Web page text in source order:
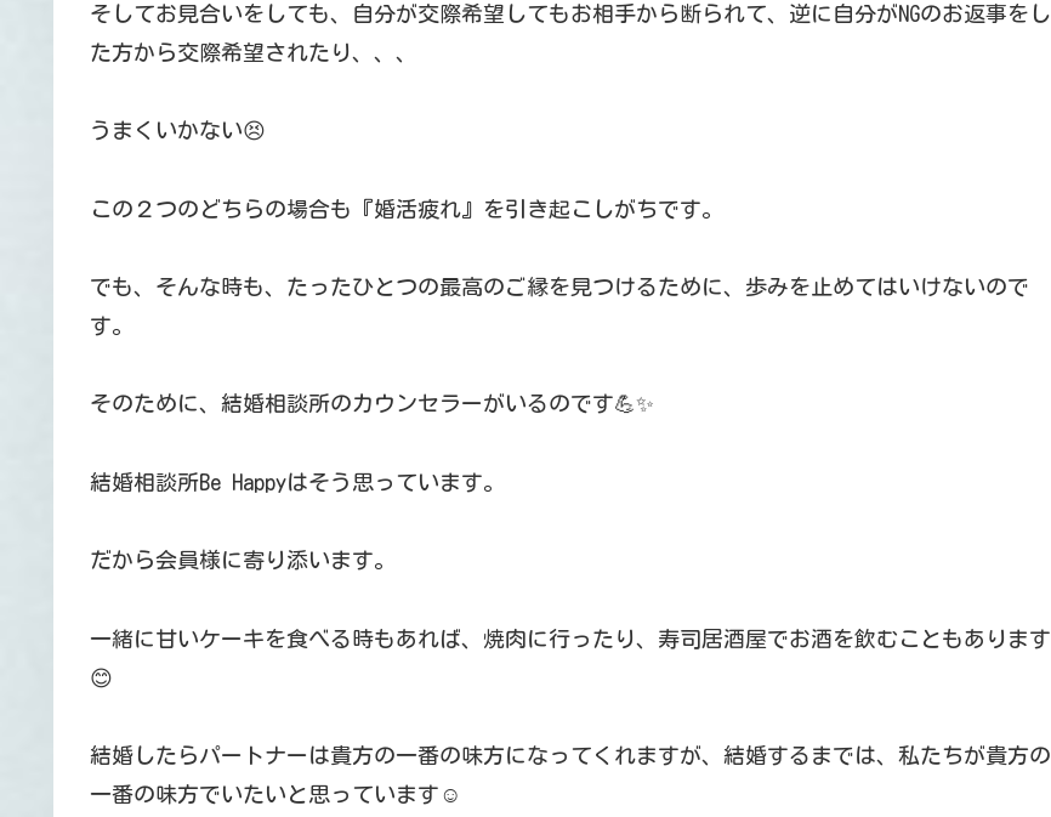
そしてお見合いをしても、自分が交際希望してもお相手から断られて、逆に自分がNGのお返事をし
た方から交際希望されたり、、、
うまくいかない😣
この２つのどちらの場合も『婚活疲れ』を引き起こしがちです。
でも、そんな時も、たったひとつの最高のご縁を見つけるために、歩みを止めてはいけないので
す。
そのために、結婚相談所のカウンセラーがいるのです💪✨
結婚相談所Be Happyはそう思っています。
だから会員様に寄り添います。
一緒に甘いケーキを食べる時もあれば、焼肉に行ったり、寿司居酒屋でお酒を飲むこともあります
😊
結婚したらパートナーは貴方の一番の味方になってくれますが、結婚するまでは、私たちが貴方の
一番の味方でいたいと思っています☺️